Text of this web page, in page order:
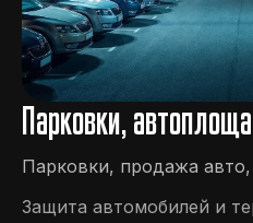
Парковки,
Парковки, продажа
Защита автомобилей и